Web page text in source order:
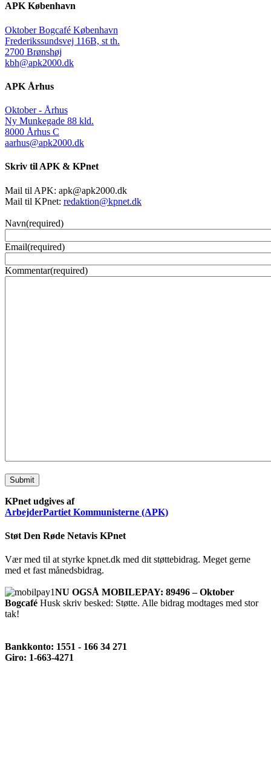
APK København
Oktober Bogcafé København
Frederikssundsvej 116B, st th.
2700 Brønshøj
kbh@apk2000.dk
APK Århus
Oktober - Århus
Ny Munkegade 88 kld.
8000 Århus C
aarhus@apk2000.dk
Skriv til APK & KPnet
Mail til APK: apk@apk2000.dk
Mail til KPnet: redaktion@kpnet.dk
Navn(required)
Email(required)
Kommentar(required)
Submit
KPnet udgives af
ArbejderPartiet Kommunisterne (APK)
Støt Den Røde Netavis KPnet
Vær med til at styrke kpnet.dk med dit støttebidrag. Meget gerne
med et fast månedsbidrag.
NU OGSÅ MOBILEPAY: 89496 – Oktober
Bogcafé Husk skriv besked: Støtte. Alle bidrag modtages med stor
tak!
Bankkonto: 1551 - 166 34 271
Giro: 1-663-4271